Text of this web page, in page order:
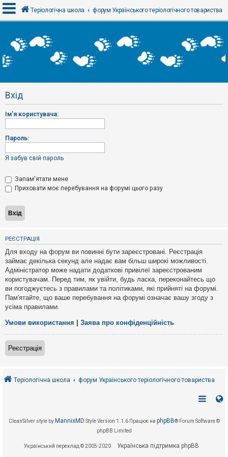
х
і
Р
є
т
р
а
і
Т
м
и
б
з
в
і
д
п
о
в
і
д
е
й
А
к
т
и
і
Теріологічна школа форум Українського теріологічного товариства
Вхід
Ім'я користувача:
Пароль:
Я забув свій пароль
Запам'ятати мене
Приховати моє перебування на форумі цього разу
РЕЄСТРАЦІЯ
Для входу на форум ви повинні бути зареєстровані. Реєстрація
займає декілька секунд але надає вам більш широкі можливості.
Адміністратор може надати додаткові привілеї зареєстрованим
користувачам. Перед тим, як увійти, будь ласка, переконайтесь що
ви погоджуєтесь з правилами та політиками, які прийняті на форумі.
Пам'ятайте, що ваше перебування на форумі означає вашу згоду з
усіма правилами.
Умови використання Заява про конфіденційність
Реєстрація
Теріологічна школа форум Українського теріологічного товариства
CleanSilver style by MannixMD Style Version 1.1.6 Працює на phpBB® Forum Software ©
phpBB Limited
Український переклад © 2005-2020 Українська підтримка phpBB